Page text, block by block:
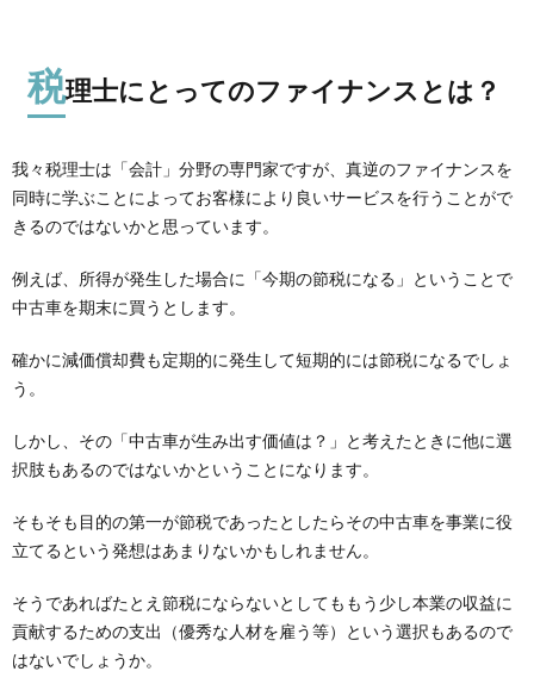
税理士にとってのファイナンスとは？
我々税理士は「会計」分野の専門家ですが、真逆のファイナンスを
同時に学ぶことによってお客様により良いサービスを行うことがで
きるのではないかと思っています。
例えば、所得が発生した場合に「今期の節税になる」ということで
中古車を期末に買うとします。
確かに減価償却費も定期的に発生して短期的には節税になるでしょ
う。
しかし、その「中古車が生み出す価値は？」と考えたときに他に選
択肢もあるのではないかということになります。
そもそも目的の第一が節税であったとしたらその中古車を事業に役
立てるという発想はあまりないかもしれません。
そうであればたとえ節税にならないとしてももう少し本業の収益に
貢献するための支出（優秀な人材を雇う等）という選択もあるので
はないでしょうか。